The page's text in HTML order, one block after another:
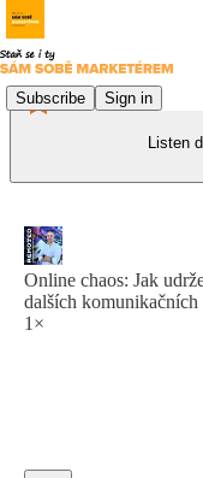
Subscribe Sign in
Listen
Online chaos: Jak
dalších komunikačních
1×